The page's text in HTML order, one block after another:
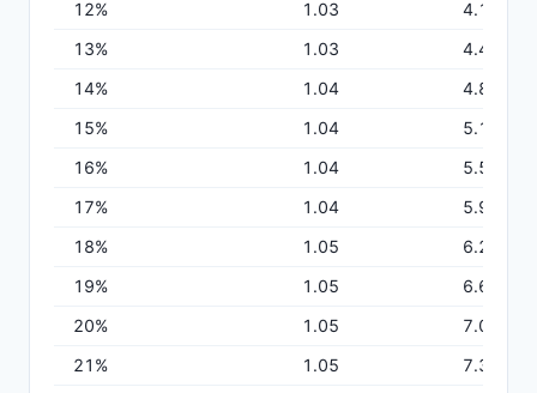
12% 1.03
4.12
13% 1.03
4.47
14% 1.04
4.83
15% 1.04
5.19
16% 1.04
5.55
17% 1.04
5.91
18% 1.05
6.28
19% 1.05
6.64
20% 1.05
7.01
21 % 1.05
7.38